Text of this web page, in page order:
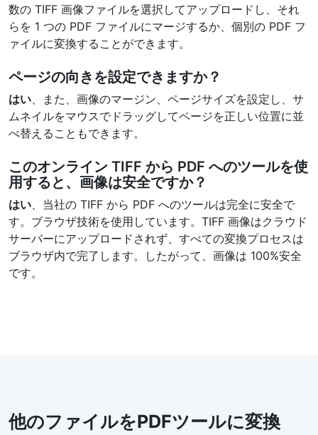
数の TIFF 画像ファイルを選択してアップロードし、それ
らを 1 つの PDF ファイルにマージするか、個別の PDF フ
ァイルに変換することができます。
ページの向きを設定できますか？
はい、また、画像のマージン、ページサイズを設定し、サ
ムネイルをマウスでドラッグしてページを正しい位置に並
べ替えることもできます。
このオンライン TIFF から PDF へのツールを使
用すると、画像は安全ですか？
はい、当社の TIFF から PDF へのツールは完全に安全で
す。ブラウザ技術を使用しています。TIFF 画像はクラウド
サーバーにアップロードされず、すべての変換プロセスは
ブラウザ内で完了します。したがって、画像は 100%安全
です。
他のファイルをPDFツールに変換